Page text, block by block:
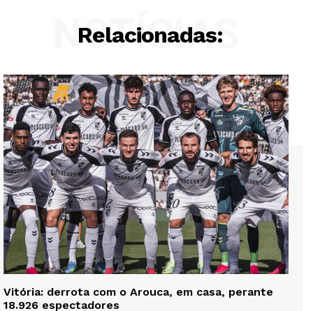
Relacionadas:
NOTÍCIAS
Vitória: derrota com o Arouca, em casa, perante
18.926 espectadores